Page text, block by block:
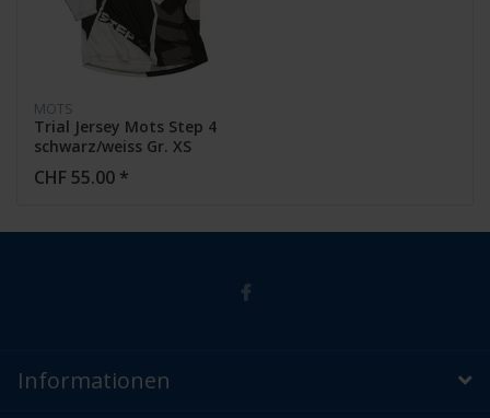
MOTS
Trial Jersey Mots Step 4
schwarz/weiss Gr. XS
CHF 55.00 *
Informationen